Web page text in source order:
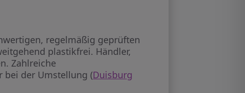
regelmäßig geprüften
plastikfrei. Händler,
Zahlreiche
bei der Umstellung (Duisburg